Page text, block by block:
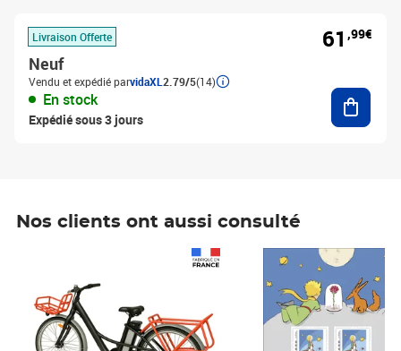
Livraison Offerte
Neuf
Vendu et expédié parvidaXL 2.79/5(14)
En stock
Expédié sous 3 jours
61 ,99€
Nos clients ont aussi consulté
Prix 7,50€